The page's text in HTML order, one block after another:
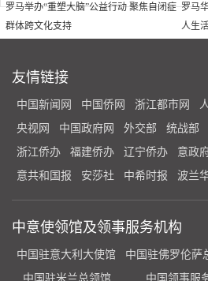
罗马举办“重塑大脑”公益行动 聚焦自闭症
群体跨文化支持
罗马
人生
友情链接
中国新闻网 中国侨网 浙江都市网
央视网
中国政府网 外交部 统战部
浙江侨办
福建侨办 辽宁侨办 意政
意共和国报
安莎社 中希时报 波兰
中意使领馆及领事服务机构
中国驻意大利大使馆
中国驻佛罗伦萨
中国驻米兰总领馆
中国领事